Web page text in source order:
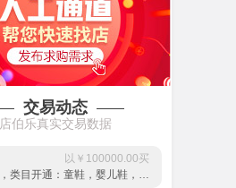
交易动态
店伯乐真实交易数据
以￥200000.00买
以￥350000.00买
以￥100000.00买
华北地区，类目开通：童鞋，婴儿鞋，母婴，推车...